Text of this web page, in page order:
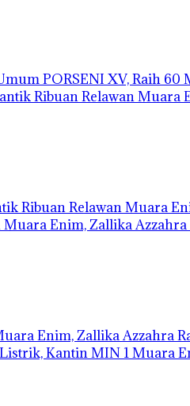
PORSENI XV, Raih
Ribuan Relawan Muara
Enim, Zallika Azzahra